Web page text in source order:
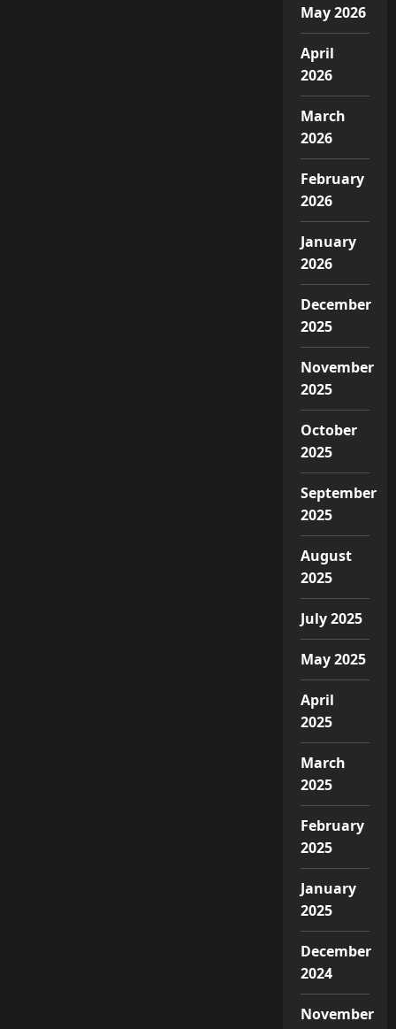
May 2026
April
2026
March
2026
February
2026
January
2026
December
2025
November
2025
October
2025
September
2025
August
2025
July 2025
May 2025
April
2025
March
2025
February
2025
January
2025
December
2024
November